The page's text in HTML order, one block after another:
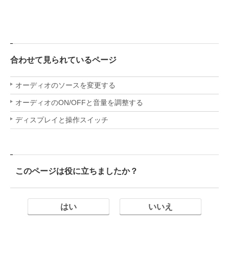
合わせて見られているページ
オーディオのソースを変更する
オーディオのON/OFFと音量を調整する
ディスプレイと操作スイッチ
このページは役に立ちましたか？
はい いいえ